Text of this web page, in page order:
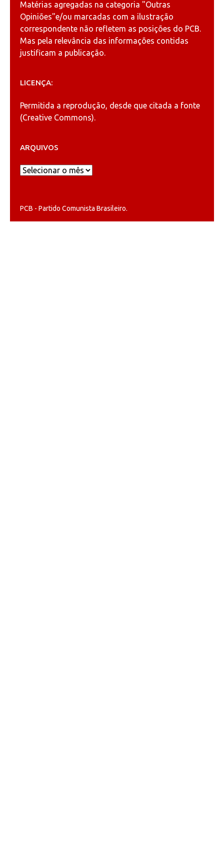
Matérias agregadas na categoria "Outras
Opiniões"e/ou marcadas com a ilustração
correspondente não refletem as posições do PCB.
Mas pela relevância das informações contidas
justificam a publicação.
LICENÇA:
Permitida a reprodução, desde que citada a fonte
(Creative Commons).
ARQUIVOS
Arquivos
PCB - Partido Comunista Brasileiro.